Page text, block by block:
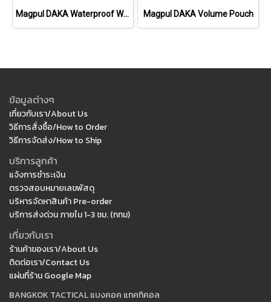
Magpul DAKA Waterproof Window Pouch, Small Magpul DAKA Volume Pouch
ข้อมูลต่างๆ
เกี่ยวกับเรา/About Us
วิธีการสั่งซื้อ/How to Order
วิธีการจัดส่ง/How to Ship
บริการลูกค้า
แจ้งการชำระเงิน
ตรวจสอบหมายเลขพัสดุ
บริหารจัดหาสินค้า Pre-order
บริการส่งด่วน ภายใน 1-3 ชม. (กทม)
เกี่ยวกับเรา
ร้านค้าของเรา/About Us
ติดต่อเรา/Contact Us
แผ่นที่ร้าน Google Map
BANGKOK TACTICAL แบงคอค แทคทิคอล